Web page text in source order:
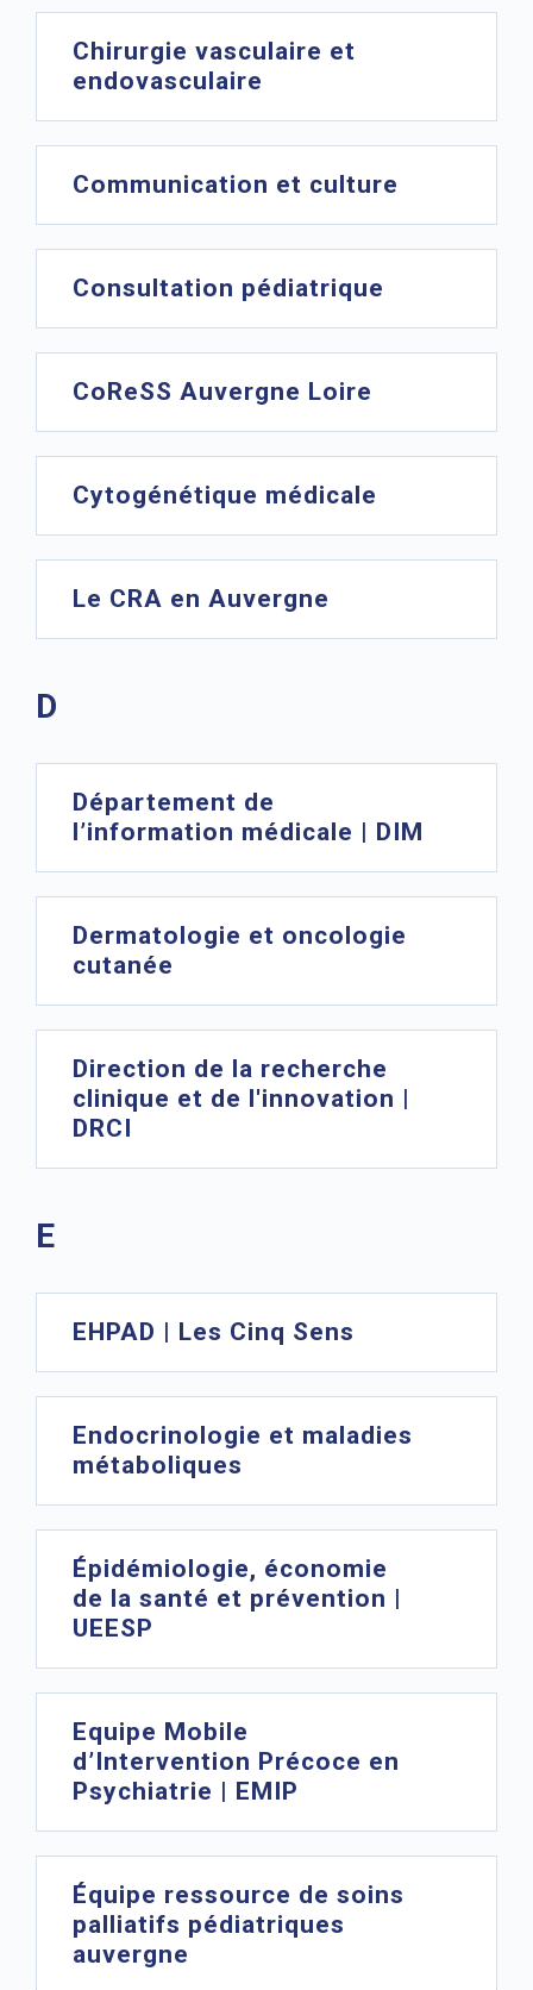
Chirurgie vasculaire et
endovasculaire
Communication et culture
Consultation pédiatrique
CoReSS Auvergne Loire
Cytogénétique médicale
Le CRA en Auvergne
D
Département de
l’information médicale | DIM
Dermatologie et oncologie
cutanée
Direction de la recherche
clinique et de l'innovation |
DRCI
E
EHPAD | Les Cinq Sens
Endocrinologie et maladies
métaboliques
Épidémiologie, économie
de la santé et prévention |
UEESP
Equipe Mobile
d’Intervention Précoce en
Psychiatrie | EMIP
Équipe ressource de soins
palliatifs pédiatriques
auvergne